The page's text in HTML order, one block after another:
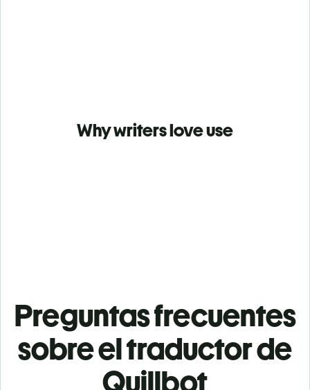
Why writers love use
Preguntas frecuentes
sobre el traductor de
Quillbot